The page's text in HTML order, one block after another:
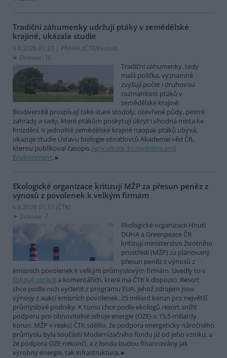
Tradiční záhumenky udržují ptáky v zemědělské
krajině, ukázala studie
6.8.2026 01:23 | PRAHA (ČTK/Ekolist)
Diskuse: 16
Tradiční záhumenky, tedy
malá políčka, významně
zvyšují počet i druhovou
rozmanitost ptáků v
zemědělské krajině.
Biodiverzitě prospívají také staré stodoly, otevřené půdy, pestré
zahrady a sady, které ptákům poskytují úkryt i vhodná místa ke
hnízdění. V jednolité zemědělské krajině naopak ptáků ubývá,
ukazuje studie Ústavu biologie obratlovců Akademie věd ČR,
kterou publikoval časopisAgriculture, Ecosystems and
Environment.
Ekologické organizace kritizují MŽP za přesun peněz z
výnosů z povolenek k velkým firmám
6.8.2026 01:17 (ČTK)
Diskuse: 7
Ekologické organizace Hnutí
DUHA a Greenpeace ČR
kritizují ministerstvo životního
prostředí (MŽP) za plánovaný
přesun peněz z výnosů z
emisních povolenek k velkým průmyslovým firmám. Uvedly to v
tiskové zprávě a komentářích, které má ČTK k dispozici. Resort
chce podle nich vyčlenit z programu EUA, jehož zdrojem jsou
výnosy z aukcí emisních povolenek, 25 miliard korun pro největší
průmyslové podniky. K tomu chce podle ekologů resort snížit
podporu pro obnovitelné zdroje energie (OZE) o 15,5 miliardy
korun. MŽP v reakci ČTK sdělilo, že podpora energeticky náročného
průmyslu byla součástí Modernizačního fondu již od jeho vzniku, a
že podpora OZE nekončí, a z fondu budou financovány jak
výrobny energie, tak infrastruktura.